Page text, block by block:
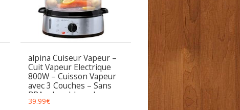
alpina Cuiseur Vapeur –
Cuit Vapeur Electrique
800W – Cuisson Vapeur
avec 3 Couches – Sans
BPA – Lavable au Lave-
Vaisselle – 0 à 60
39.99€